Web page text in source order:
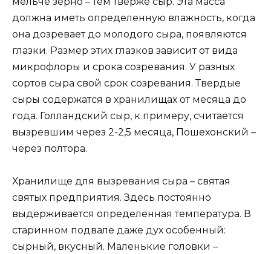
должна иметь определенную влажность, когда
она дозревает до молодого сыра, появляются
глазки. Размер этих глазков зависит от вида
микрофлоры и срока созревания. У разных
сортов сыра свой срок созревания. Твердые
сыры содержатся в хранилищах от месяца до
года. Голландский сыр, к примеру, считается
вызревшим через 2-2,5 месяца, Пошехонский –
через полтора.
Хранилище для вызревания сыра – святая
святых предприятия. Здесь постоянно
выдерживается определенная температура. В
старинном подвале даже дух особенный:
сырный, вкусный. Маленькие головки –